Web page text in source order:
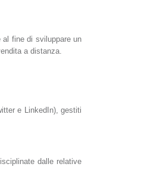
al fine di sviluppare un
a distanza.
e LinkedIn), gestiti
dalle relative